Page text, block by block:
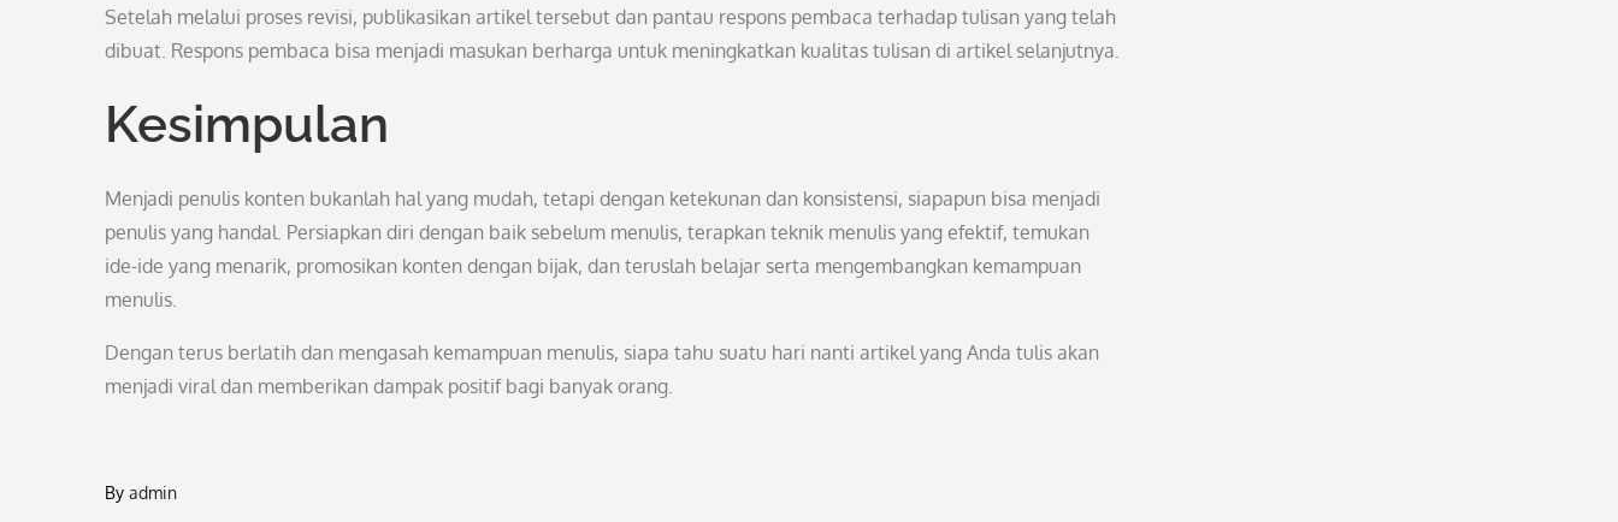
Setelah melalui proses revisi, publikasikan artikel tersebut dan pantau respons pembaca terhadap tulisan yang telah
dibuat. Respons pembaca bisa menjadi masukan berharga untuk meningkatkan kualitas tulisan di artikel selanjutnya.
Kesimpulan
Menjadi penulis konten bukanlah hal yang mudah, tetapi dengan ketekunan dan konsistensi, siapapun bisa menjadi
penulis yang handal. Persiapkan diri dengan baik sebelum menulis, terapkan teknik menulis yang efektif, temukan
ide-ide yang menarik, promosikan konten dengan bijak, dan teruslah belajar serta mengembangkan kemampuan
menulis.
Dengan terus berlatih dan mengasah kemampuan menulis, siapa tahu suatu hari nanti artikel yang Anda tulis akan
menjadi viral dan memberikan dampak positif bagi banyak orang.
By admin